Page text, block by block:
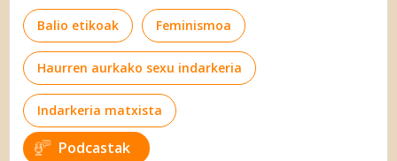
Balio etikoak Feminismoa
Haurren aurkako sexu indarkeria
Indarkeria matxista
Podcastak